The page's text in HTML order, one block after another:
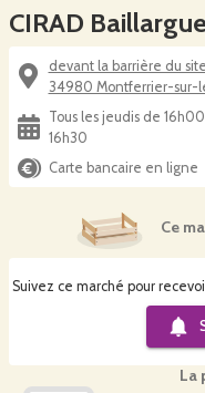
CIRAD
devant la barrière du
34980 Montferrier-sur-
Tous les jeudis de
16h30
Carte bancaire en ligne
Suivez ce marché pour
Ce
La